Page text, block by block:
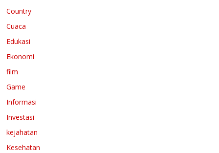
Country
Cuaca
Edukasi
Ekonomi
film
Game
Informasi
Investasi
kejahatan
Kesehatan